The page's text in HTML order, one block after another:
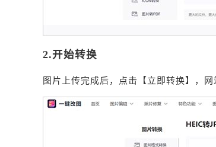
2.开始转换
图片上传完成后，点击【立即转换】，